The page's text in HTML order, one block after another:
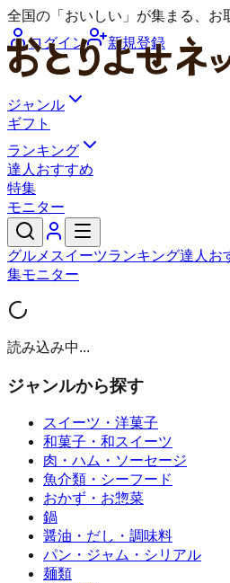
全国の「おいしい」が集まる、お
ログイン
新規登録
ジャンル
ギフト
ランキング
達人おすすめ
特集
モニター
グルメ スイーツランキング達人お
集モニター
読み込み中...
ジャンルから探す
スイーツ・洋菓子
和菓子・和スイーツ
肉・ハム・ソーセージ
魚介類・シーフード
おかず・お惣菜
鍋
醤油・だし・調味料
パン・ジャム・シリアル
麺類